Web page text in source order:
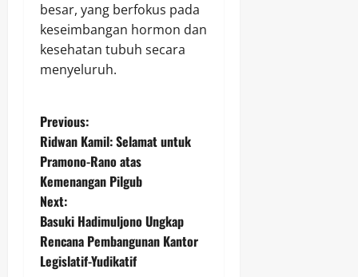
besar, yang berfokus pada
keseimbangan hormon dan
kesehatan tubuh secara
menyeluruh.
P
o
s
t
n
Previous:
Ridwan Kamil: Selamat untuk
Pramono-Rano atas
Kemenangan Pilgub
Next:
Basuki Hadimuljono Ungkap
Rencana Pembangunan Kantor
Legislatif-Yudikatif